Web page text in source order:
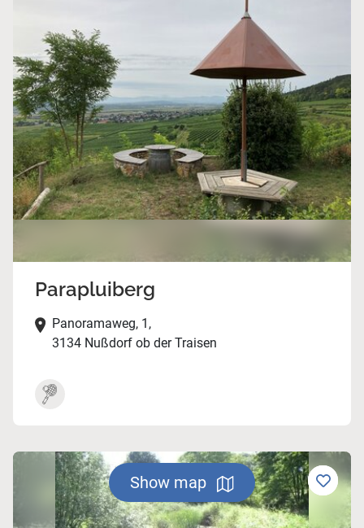
Parapluiberg
Panoramaweg, 1,
3134 Nußdorf ob der Traisen
Show map